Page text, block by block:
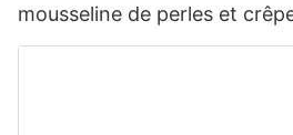
mousseline de perles et
châle haut de gamme